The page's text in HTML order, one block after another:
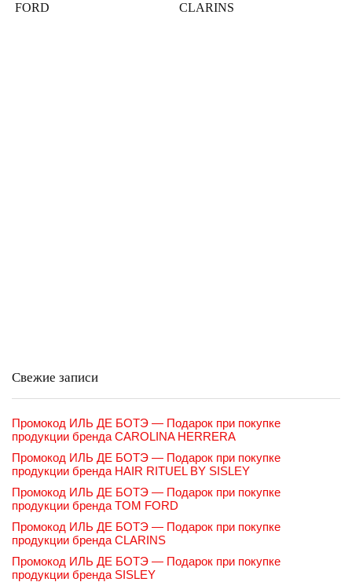
FORD
CLARINS
Свежие записи
Промокод ИЛЬ ДЕ БОТЭ — Подарок при покупке
продукции бренда CAROLINA HERRERA
Промокод ИЛЬ ДЕ БОТЭ — Подарок при покупке
продукции бренда HAIR RITUEL BY SISLEY
Промокод ИЛЬ ДЕ БОТЭ — Подарок при покупке
продукции бренда TOM FORD
Промокод ИЛЬ ДЕ БОТЭ — Подарок при покупке
продукции бренда CLARINS
Промокод ИЛЬ ДЕ БОТЭ — Подарок при покупке
продукции бренда SISLEY